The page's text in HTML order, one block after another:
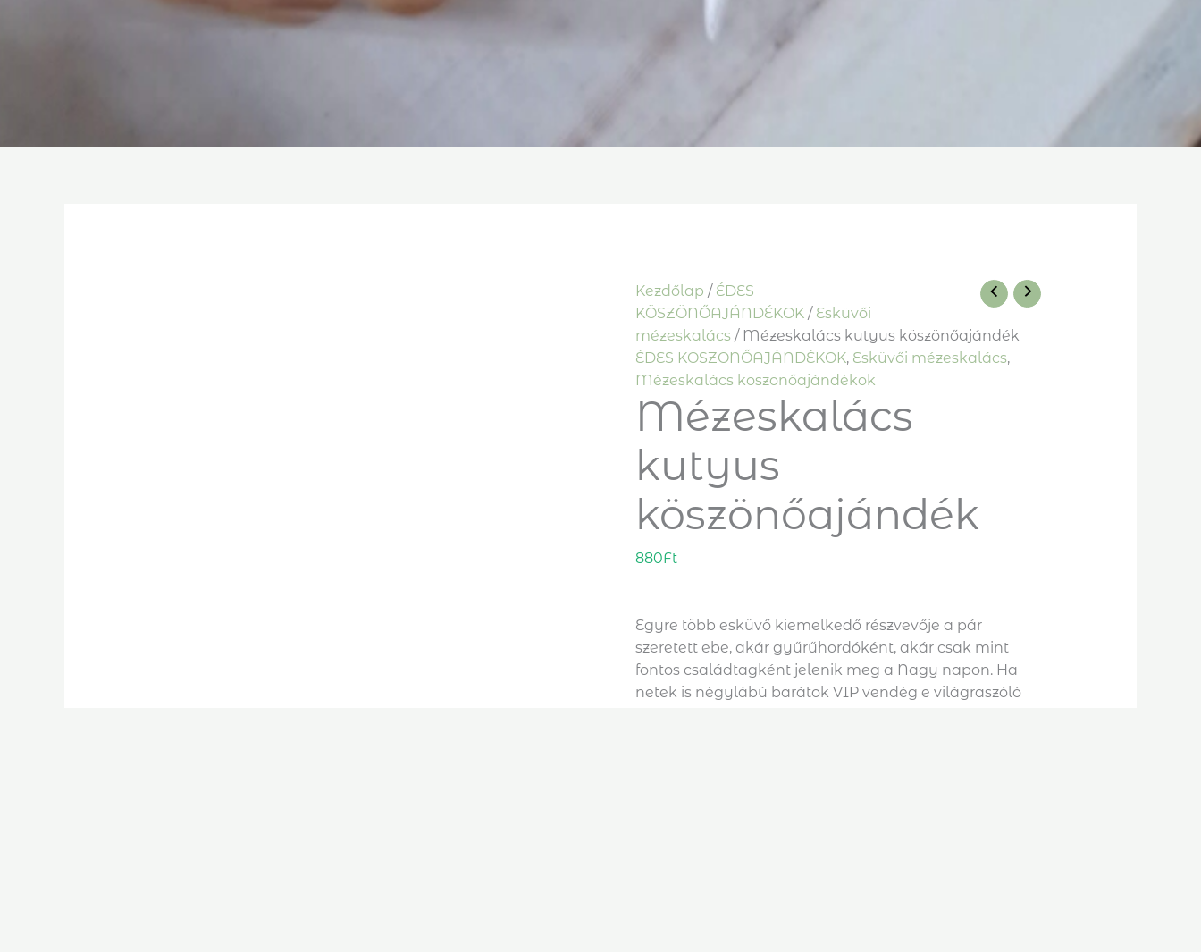
Kezdőlap / ÉDES
KÖSZÖNŐAJÁNDÉKOK / Esküvői
mézeskalács / Mézeskalács kutyus köszönőajándék
ÉDES KÖSZÖNŐAJÁNDÉKOK, Esküvői mézeskalács,
Mézeskalács köszönőajándékok
Mézeskalács
kutyus
köszönőajándék
880Ft
Egyre több esküvő kiemelkedő részvevője a pár
szeretett ebe, akár gyűrűhordóként, akár csak mint
fontos családtagként jelenik meg a Nagy napon. Ha
netek is négylábú barátok VIP vendég e világraszóló